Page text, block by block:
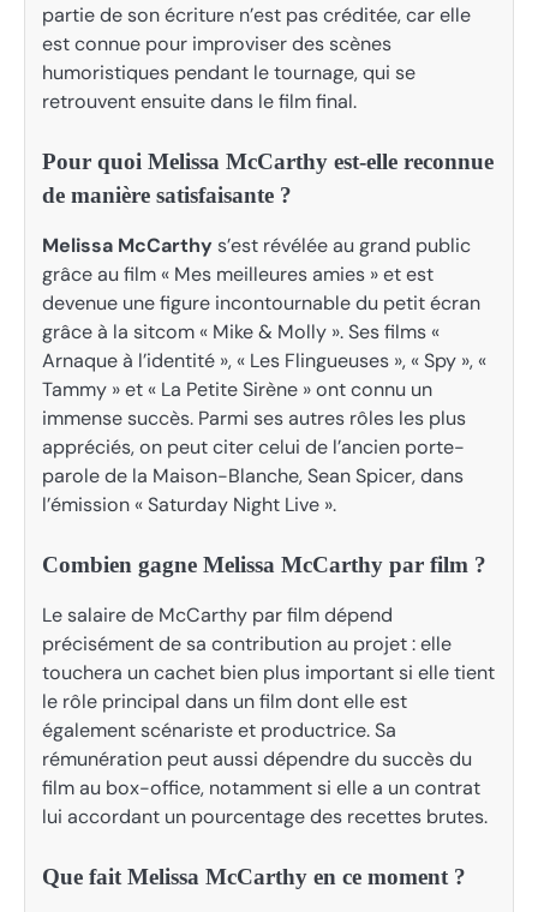
partie de son écriture n’est pas créditée, car elle
est connue pour improviser des scènes
humoristiques pendant le tournage, qui se
retrouvent ensuite dans le film final.
Pour quoi Melissa McCarthy est-elle reconnue
de manière satisfaisante ?
Melissa McCarthys’est révélée au grand public
grâce au film « Mes meilleures amies » et est
devenue une figure incontournable du petit écran
grâce à la sitcom « Mike & Molly ». Ses films «
Arnaque à l’identité », « Les Flingueuses », « Spy », «
Tammy » et « La Petite Sirène » ont connu un
immense succès. Parmi ses autres rôles les plus
appréciés, on peut citer celui de l’ancien porte-
parole de la Maison-Blanche, Sean Spicer, dans
l’émission « Saturday Night Live ».
Combien gagne Melissa McCarthy par film ?
Le salaire de McCarthy par film dépend
précisément de sa contribution au projet : elle
touchera un cachet bien plus important si elle tient
le rôle principal dans un film dont elle est
également scénariste et productrice. Sa
rémunération peut aussi dépendre du succès du
film au box-office, notamment si elle a un contrat
lui accordant un pourcentage des recettes brutes.
Que fait Melissa McCarthy en ce moment ?